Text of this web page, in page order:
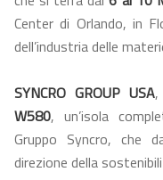
Center di Orlando, in
dell’industria delle
SYNCRO GROUP USA,
W580, un’isola
Gruppo Syncro, che
direzione della